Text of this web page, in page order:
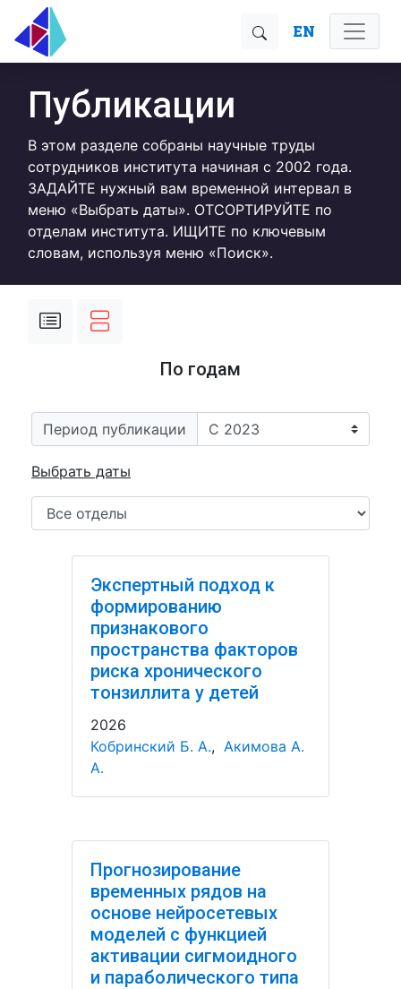
EN
Публикации
В этом разделе собраны научные труды
сотрудников института начиная с 2002 года.
ЗАДАЙТЕ нужный вам временной интервал в
меню «Выбрать даты». ОТСОРТИРУЙТЕ по
отделам института. ИЩИТЕ по ключевым
словам, используя меню «Поиск».
По годам
Период публикации
Выбрать даты
Экспертный подход к
формированию
признакового
пространства факторов
риска хронического
тонзиллита у детей
2026
Кобринский Б. А., Акимова А.
А.
Прогнозирование
временных рядов на
основе нейросетевых
моделей с функцией
активации сигмоидного
и параболического типа